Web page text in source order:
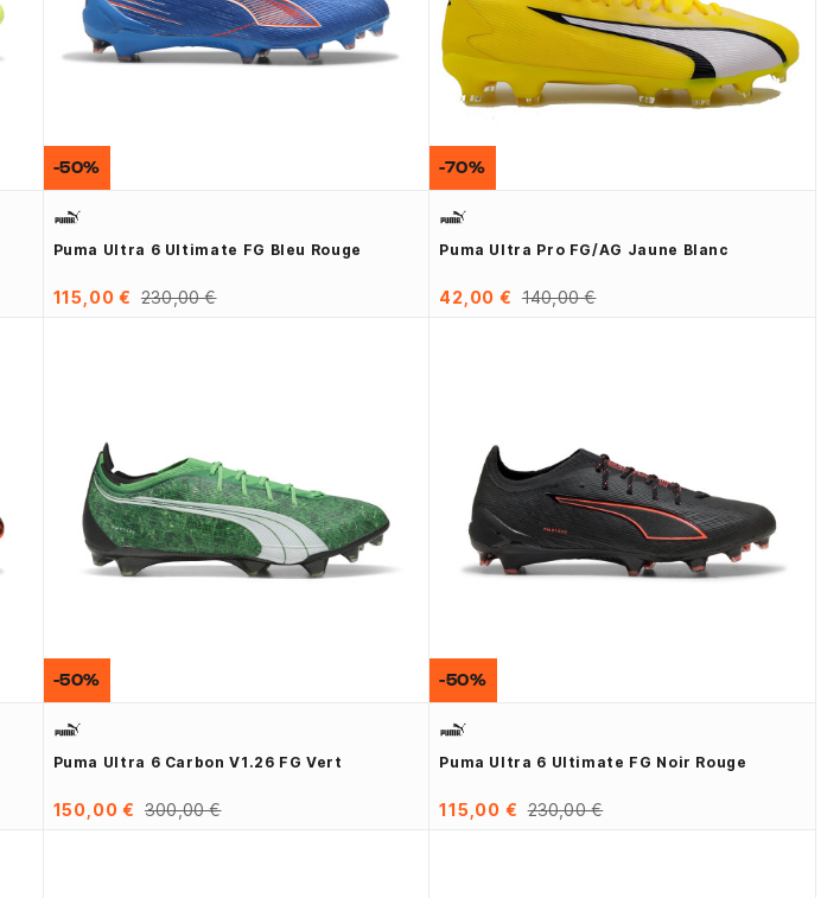
Puma Ultra 6 Ultimate FG Bleu Rouge
115,00 € 230,00 €
-50%
Puma Ultra Pro FG/AG Jaune Blanc
42,00 € 140,00 €
-70%
Puma Ultra 6 Carbon V1.26 FG Vert
150,00 € 300,00 €
-50%
Puma Ultra 6 Ultimate FG Noir Rouge
115,00 € 230,00 €
-50%